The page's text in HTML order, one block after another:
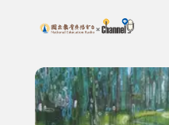
上方功能區塊
搜尋關鍵字：可輸入節目